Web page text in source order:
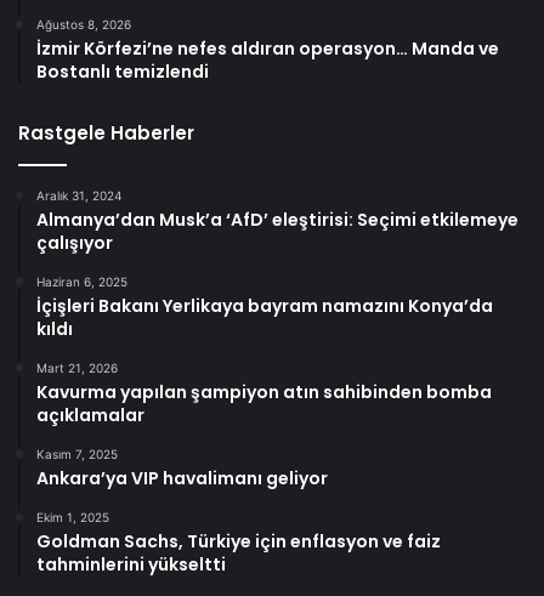
Ağustos 8, 2026
İzmir Körfezi’ne nefes aldıran operasyon… Manda ve
Bostanlı temizlendi
Rastgele Haberler
Aralık 31, 2024
Almanya’dan Musk’a ‘AfD’ eleştirisi: Seçimi etkilemeye
çalışıyor
Haziran 6, 2025
İçişleri Bakanı Yerlikaya bayram namazını Konya’da
kıldı
Mart 21, 2026
Kavurma yapılan şampiyon atın sahibinden bomba
açıklamalar
Kasım 7, 2025
Ankara’ya VIP havalimanı geliyor
Ekim 1, 2025
Goldman Sachs, Türkiye için enflasyon ve faiz
tahminlerini yükseltti